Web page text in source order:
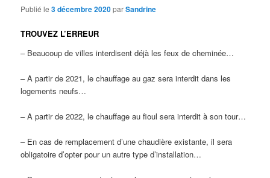
Publié le3 décembre 2020parSandrine
TROUVEZ L’ERREUR
– Beaucoup de villes interdisent déjà les feux de cheminée…
– A partir de 2021, le chauffage au gaz sera interdit dans les
logements neufs…
– A partir de 2022, le chauffage au fioul sera interdit à son tour…
– En cas de remplacement d’une chaudière existante, il sera
obligatoire d’opter pour un autre type d’installation…